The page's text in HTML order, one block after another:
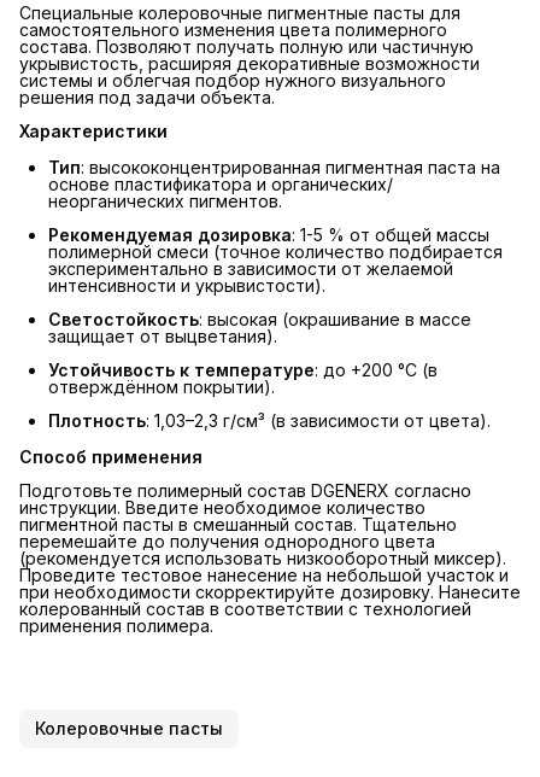
Специальные колеровочные пигментные пасты для
самостоятельного изменения цвета полимерного
состава. Позволяют получать полную или частичную
укрывистость, расширяя декоративные возможности
системы и облегчая подбор нужного визуального
решения под задачи объекта.
Характеристики
Тип: высококонцентрированная пигментная паста на
основе пластификатора и органических/
неорганических пигментов.
Рекомендуемая дозировка: 1-5 % от общей массы
полимерной смеси (точное количество подбирается
экспериментально в зависимости от желаемой
интенсивности и укрывистости).
Светостойкость: высокая (окрашивание в массе
защищает от выцветания).
Устойчивость к температуре: до +200 °C (в
отверждённом покрытии).
Плотность: 1,03–2,3 г/см³ (в зависимости от цвета).
Способ применения
Подготовьте полимерный состав DGENERX согласно
инструкции. Введите необходимое количество
пигментной пасты в смешанный состав. Тщательно
перемешайте до получения однородного цвета
(рекомендуется использовать низкооборотный миксер).
Проведите тестовое нанесение на небольшой участок и
при необходимости скорректируйте дозировку. Нанесите
колерованный состав в соответствии с технологией
применения полимера.
Колеровочные пасты